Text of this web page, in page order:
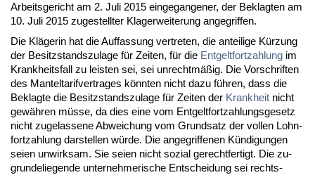
Ar­beits­ge­richt am 2. Ju­li 2015 ein­ge­gan­ge­ner, der Be­klag­ten am
10. Ju­li 2015 zu­ge­stell­ter Kla­ger­wei­te­rung an­ge­grif­fen.
Die Kläge­rin hat die Auf­fas­sung ver­tre­ten, die an­tei­li­ge Kürzung
der Be­sitz­stands­zu­la­ge für Zei­ten, für die Ent­gelt­fort­zah­lung im
Krank­heits­fall zu leis­ten sei, sei un­rechtmäßig. Die Vor­schrif­ten
des Man­tel­ta­rif­ver­tra­ges könn­ten nicht da­zu führen, dass die
Be­klag­te die Be­sitz­stands­zu­la­ge für Zei­ten der Krank­heit nicht
gewähren müsse, da dies ei­ne vom Ent­gelt­fort­zah­lungs­ge­setz
nicht zu­ge­las­se­ne Ab­wei­chung vom Grund­satz der vol­len Lohn­
fort­zah­lung dar­stel­len würde. Die an­ge­grif­fe­nen Kündi­gun­gen
sei­en un­wirk­sam. Sie sei­en nicht so­zi­al ge­recht­fer­tigt. Die zu­
grun­de­lie­gen­de un­ter­neh­me­ri­sche Ent­schei­dung sei rechts­